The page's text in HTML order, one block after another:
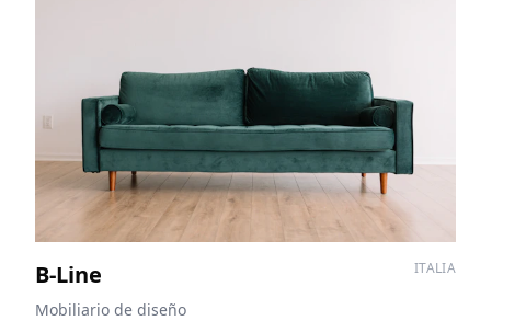
B-Line ITALIA
Mobiliario de diseño